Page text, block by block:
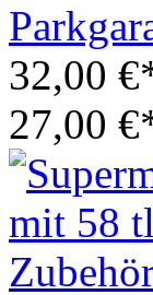
32,00
27,00